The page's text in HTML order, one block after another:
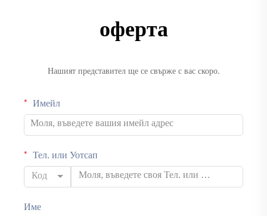
оферта
Нашият представител ще се свърже с вас скоро.
Имейл
Тел. или Уотсап
Код
Име